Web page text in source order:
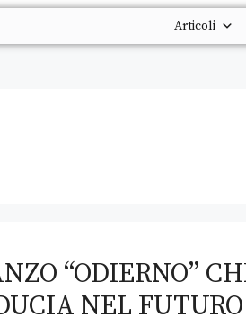
Articoli
“ODIERNO”
NEL FUTURO